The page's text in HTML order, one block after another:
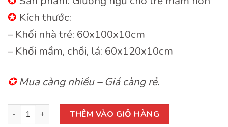
✪ Kích thước:
– Khối nhà trẻ: 60x100x10cm
– Khối mầm, chồi, lá: 60x120x10cm
✪Mua càng nhiều – Giá càng rẻ.
Giường Ngủ Cho Trẻ Mầm Non số lượng
THÊM VÀO GIỎ HÀNG